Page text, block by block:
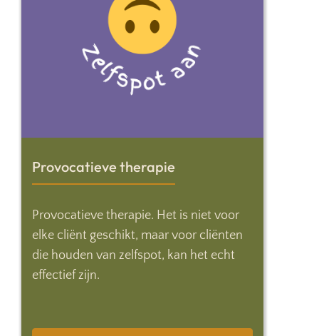
Provocatieve therapie
Provocatieve therapie. Het is niet voor
elke cliënt geschikt, maar voor cliënten
die houden van zelfspot, kan het echt
effectief zijn.